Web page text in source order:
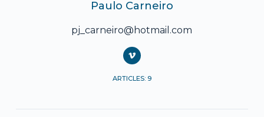
Paulo Carneiro
pj_carneiro@hotmail.com
ARTICLES: 9